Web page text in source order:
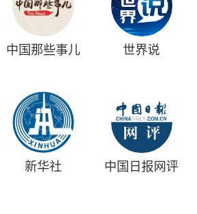
中国那些事儿 世界说
新华社 中国日报网评